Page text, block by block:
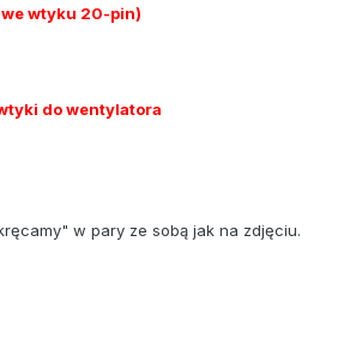
we wtyku 20-pin)
do wentylatora
w pary ze sobą jak na zdjęciu.